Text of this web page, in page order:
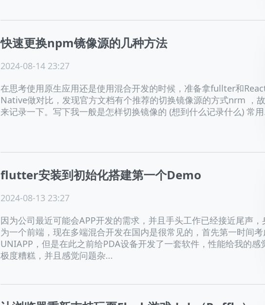
快速更换npm镜像源的几种方法
2024-08-14 23:27
在思考使用原生应用还是使用混合开发的时候，准备拿fullter和
Native做对比，发现官方文档有个推荐的切换镜像源的方式nrm ，
来记录一下。写下我一般是怎样切换镜像的 (想到什么记录什么) 常
flutter安装到初始化搭建第一个Demo
2024-08-13 23:27
因为公司最近可能会APP开发的需求，并且手头工作已经接近尾声，
为一个前端，现在多端混合开发在国内是很常见的，首先第一时间
UNIAPP，但是在此之前给PDA设备开发了一套软件，性能给我的感
极度糟糕，并且感觉问题杂...